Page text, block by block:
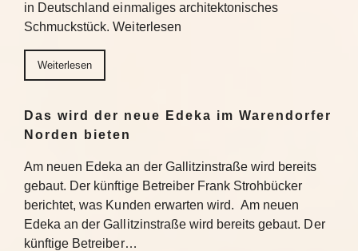
in Deutschland einmaliges architektonisches
Schmuckstück. Weiterlesen
Weiterlesen
Das wird der neue Edeka im Warendorfer
Norden bieten
Am neuen Edeka an der Gallitzinstraße wird bereits
gebaut. Der künftige Betreiber Frank Strohbücker
berichtet, was Kunden erwarten wird. Am neuen
Edeka an der Gallitzinstraße wird bereits gebaut. Der
künftige Betreiber…